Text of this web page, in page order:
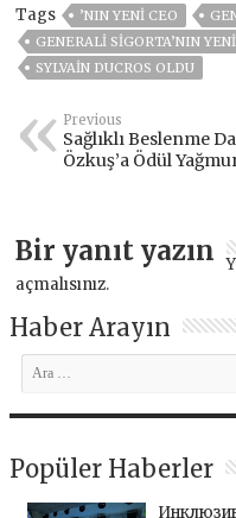
Tags ’NIN YENI CEO
GENERALI SIGORTA’NIN
SYLVAIN DUCROS OLDU
Previous
Sağlıklı Beslenme
Özkuş’a Ödül
Bir yanıt yazın
açmalısınız.
Haber Arayın
Popüler Haberler